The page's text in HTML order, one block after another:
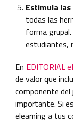
Estimula
todas las
forma
estudiantes,
En EDITORIAL
de valor que
componente
importante. Si
elearning a tus